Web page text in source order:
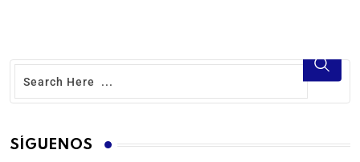
SÍGUENOS